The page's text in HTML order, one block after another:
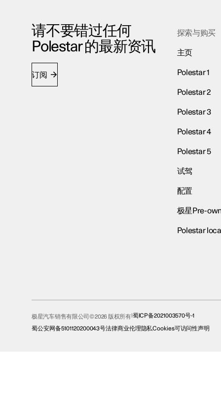
请不要错过任何
Polestar 的最新资讯
订阅
探索与购买
主页
Polestar 1
Polestar 2
Polestar 3
Polestar 4
Polestar 5
试驾
配置
极星Pre-
Polestar
极星汽车销售有限公司© 2026 版权所有 蜀ICP备2021003570号-1
蜀公安网备5101120200043号法律商业伦理隐私Cookies可访问性声明